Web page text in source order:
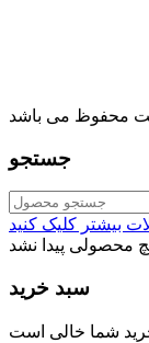
جستجو
محصولی پیدا نشد
سبد خرید